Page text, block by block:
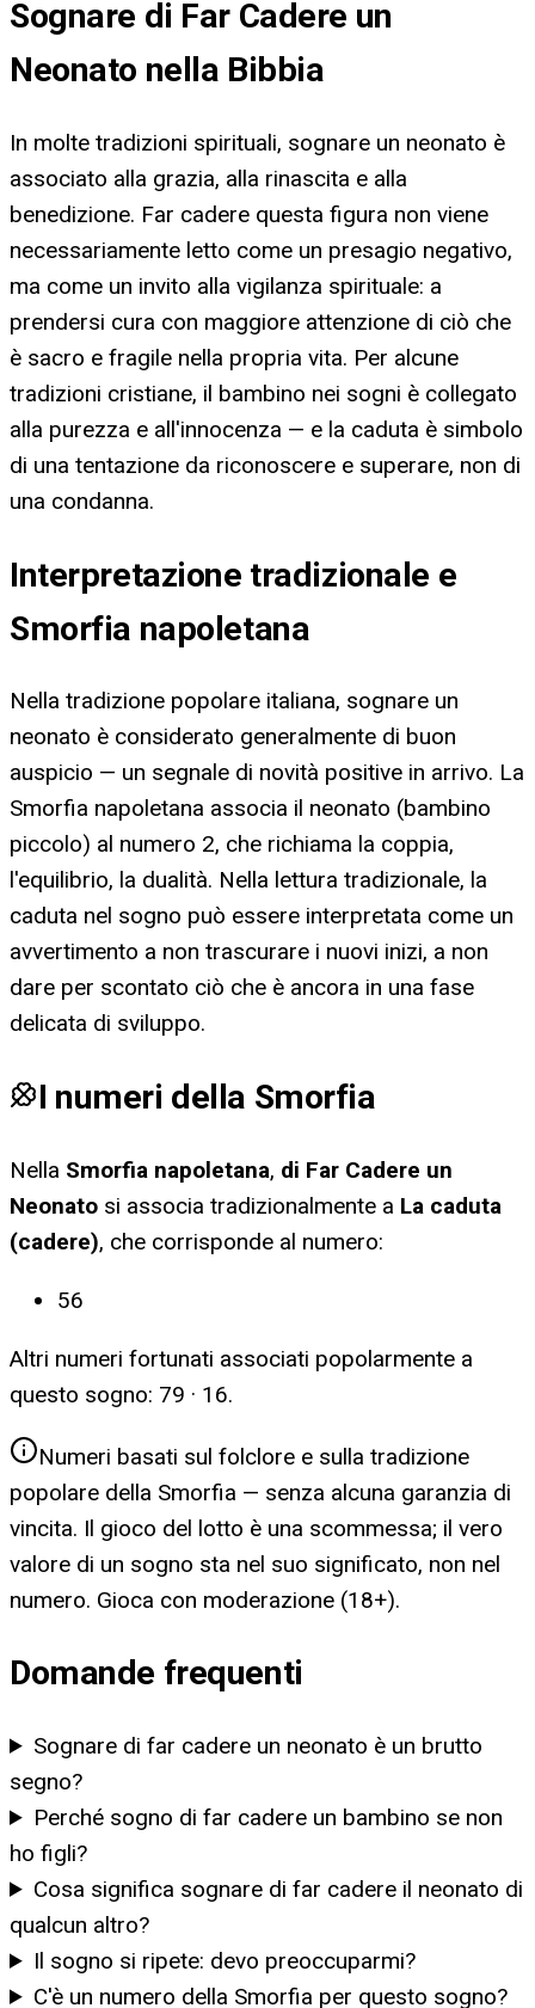
Sognare di Far Cadere un
Neonato nella Bibbia
In molte tradizioni spirituali, sognare un neonato è
associato alla grazia, alla rinascita e alla
benedizione. Far cadere questa figura non viene
necessariamente letto come un presagio negativo,
ma come un invito alla vigilanza spirituale: a
prendersi cura con maggiore attenzione di ciò che
è sacro e fragile nella propria vita. Per alcune
tradizioni cristiane, il bambino nei sogni è collegato
alla purezza e all'innocenza — e la caduta è simbolo
di una tentazione da riconoscere e superare, non di
una condanna.
Interpretazione tradizionale e
Smorfia napoletana
Nella tradizione popolare italiana, sognare un
neonato è considerato generalmente di buon
auspicio — un segnale di novità positive in arrivo. La
Smorfia napoletana associa il neonato (bambino
piccolo) al numero 2, che richiama la coppia,
l'equilibrio, la dualità. Nella lettura tradizionale, la
caduta nel sogno può essere interpretata come un
avvertimento a non trascurare i nuovi inizi, a non
dare per scontato ciò che è ancora in una fase
delicata di sviluppo.
I numeri della Smorfia
Nella Smorfia napoletana, di Far Cadere un
Neonato si associa tradizionalmente a La caduta
(cadere), che corrisponde al numero:
56
Altri numeri fortunati associati popolarmente a
questo sogno: 79 · 16.
Numeri basati sul folclore e sulla tradizione
popolare della Smorfia — senza alcuna garanzia di
vincita. Il gioco del lotto è una scommessa; il vero
valore di un sogno sta nel suo significato, non nel
numero. Gioca con moderazione (18+).
Domande frequenti
Sognare di far cadere un neonato è un brutto
segno?
Perché sogno di far cadere un bambino se non
ho figli?
Cosa significa sognare di far cadere il neonato di
qualcun altro?
Il sogno si ripete: devo preoccuparmi?
C'è un numero della Smorfia per questo sogno?